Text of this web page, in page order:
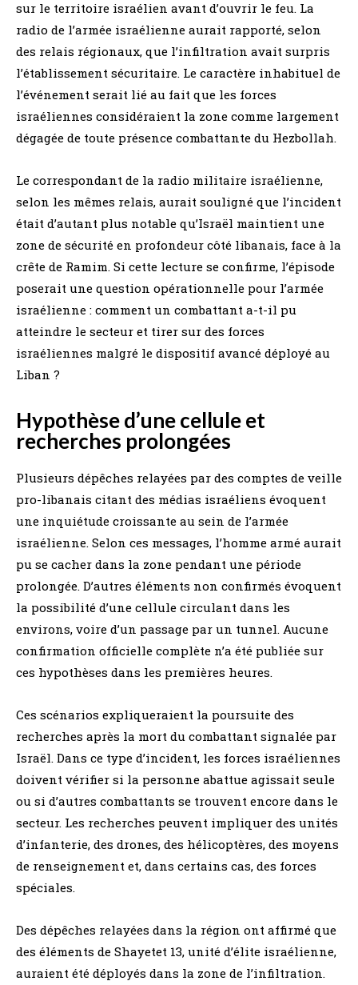
sur le territoire israélien avant d’ouvrir le feu. La
radio de l’armée israélienne aurait rapporté, selon
des relais régionaux, que l’infiltration avait surpris
l’établissement sécuritaire. Le caractère inhabituel de
l’événement serait lié au fait que les forces
israéliennes considéraient la zone comme largement
dégagée de toute présence combattante du Hezbollah.
Le correspondant de la radio militaire israélienne,
selon les mêmes relais, aurait souligné que l’incident
était d’autant plus notable qu’Israël maintient une
zone de sécurité en profondeur côté libanais, face à la
crête de Ramim. Si cette lecture se confirme, l’épisode
poserait une question opérationnelle pour l’armée
israélienne : comment un combattant a-t-il pu
atteindre le secteur et tirer sur des forces
israéliennes malgré le dispositif avancé déployé au
Liban ?
Hypothèse d’une cellule et
recherches prolongées
Plusieurs dépêches relayées par des comptes de veille
pro-libanais citant des médias israéliens évoquent
une inquiétude croissante au sein de l’armée
israélienne. Selon ces messages, l’homme armé aurait
pu se cacher dans la zone pendant une période
prolongée. D’autres éléments non confirmés évoquent
la possibilité d’une cellule circulant dans les
environs, voire d’un passage par un tunnel. Aucune
confirmation officielle complète n’a été publiée sur
ces hypothèses dans les premières heures.
Ces scénarios expliqueraient la poursuite des
recherches après la mort du combattant signalée par
Israël. Dans ce type d’incident, les forces israéliennes
doivent vérifier si la personne abattue agissait seule
ou si d’autres combattants se trouvent encore dans le
secteur. Les recherches peuvent impliquer des unités
d’infanterie, des drones, des hélicoptères, des moyens
de renseignement et, dans certains cas, des forces
spéciales.
Des dépêches relayées dans la région ont affirmé que
des éléments de Shayetet 13, unité d’élite israélienne,
auraient été déployés dans la zone de l’infiltration.